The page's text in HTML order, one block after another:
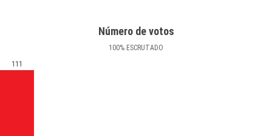
Número de votos
100% ESCRUTADO
111